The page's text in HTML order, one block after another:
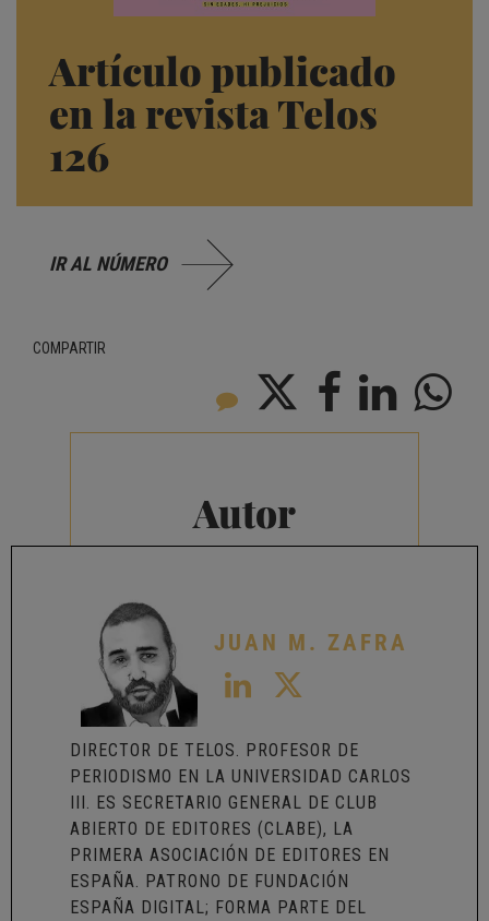
Artículo publicado
en la revista Telos
126
IR AL NÚMERO
COMPARTIR
Autor
JUAN M. ZAFRA
DIRECTOR DE TELOS. PROFESOR DE
PERIODISMO EN LA UNIVERSIDAD CARLOS
III. ES SECRETARIO GENERAL DECLUB
ABIERTO DE EDITORES (CLABE), LA
PRIMERA ASOCIACIÓN DE EDITORES EN
ESPAÑA. PATRONO DE FUNDACIÓN
ESPAÑA DIGITAL; FORMA PARTE DEL